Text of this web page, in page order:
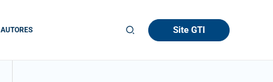
AUTORES Site GTI